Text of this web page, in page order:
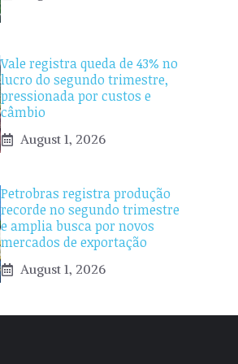
Vale registra queda de 43% no
lucro do segundo trimestre,
pressionada por custos e
câmbio
August 1, 2026
Petrobras registra produção
recorde no segundo trimestre
e amplia busca por novos
mercados de exportação
August 1, 2026